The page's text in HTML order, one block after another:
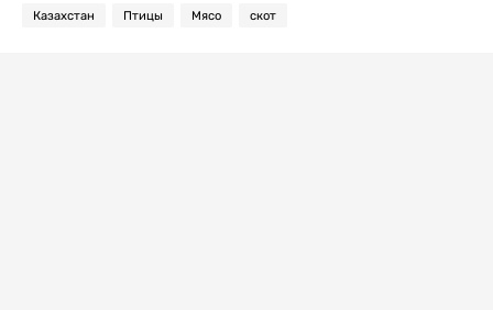
Казахстан Птицы Мясо скот